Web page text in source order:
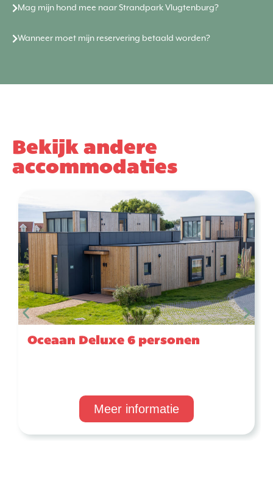
Mag mijn hond mee naar Strandpark Vlugtenburg?
Wanneer moet mijn reservering betaald worden?
Bekijk andere
accommodaties
Oceaan Deluxe 6 personen
Meer informatie